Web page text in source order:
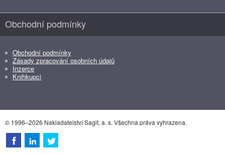
Obchodní podmínky
Obchodní podmínky
Zásady zpracování osobních údajů
Inzerce
Knihkupci
© 1996–2026 Nakladatelství Sagit, a. s. Všechna práva vyhrazena.